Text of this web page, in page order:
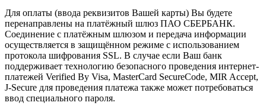
Для оплаты (ввода реквизитов Вашей карты) Вы будете
перенаправлены на платёжный шлюз ПАО СБЕРБАНК.
Соединение с платёжным шлюзом и передача информации
осуществляется в защищённом режиме с использованием
протокола шифрования SSL. В случае если Ваш банк
поддерживает технологию безопасного проведения интернет-
платежей Verified By Visa, MasterCard SecureCode, MIR Accept,
J-Secure для проведения платежа также может потребоваться
ввод специального пароля.